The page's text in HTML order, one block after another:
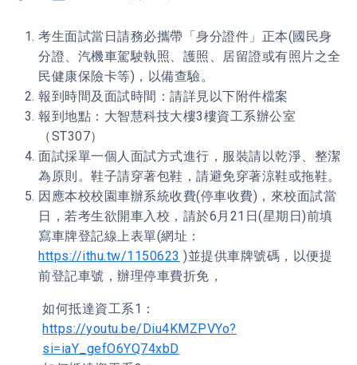
考生面試當日請務必攜帶「身分證件」正本(國民身
分證、汽機車駕駛執照、護照、居留證或有照片之全
民健康保險卡等)，以備查驗。
報到時間及面試時間：請詳見以下附件檔案
報到地點：大智慧科技大樓3樓資工系辦公室
（ST307）​
面試採單一個人面試方式進行，服裝請以乾淨、整潔
為原則。鞋子請穿著包鞋，請避免穿著涼鞋或拖鞋。
因應本校校園車辦系統收費(停車收費)，來校面試當
日，若考生欲開車入校，請於6月21日(星期日)前填
寫車牌登記線上表單(網址：
https://ithu.tw/1150623 )並提供車牌號碼，以便提
前登記車號，辦理停車費折免，
如何抵達資工系1：
https://youtu.be/Diu4KMZPVYo?
si=iaY_gefO6YQ74xbD